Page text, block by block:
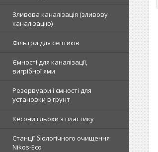
Зливова каналізація (зливову
каналізацію)
Фільтри для септиків
Ємності для каналізації,
вигрібної ями
Резервуари і ємності для
установки в грунт
Кесони і льохи з пластику
Станції біологічного очищення
Nikos-Eco